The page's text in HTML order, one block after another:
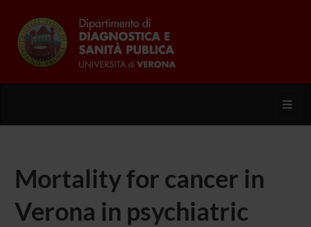
Mortality for cancer in
Verona in psychiatric